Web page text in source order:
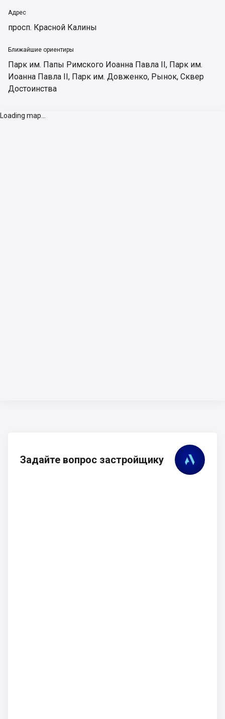
Адрес
просп. Красной Калины
Ближайшие ориентиры
Парк им. Папы Римского Иоанна Павла ІІ, Парк им.
Иоанна Павла II, Парк им. Довженко, Рынок, Сквер
Достоинства
Loading map...
Задайте вопрос застройщику